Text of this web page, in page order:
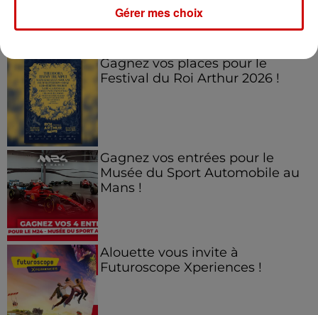
Jeux
Gagnez vos places pour le
Festival du Roi Arthur 2026 !
Gagnez vos entrées pour le
Musée du Sport Automobile au
Mans !
Alouette vous invite à
Futuroscope Xperiences !
Gérer mes choix